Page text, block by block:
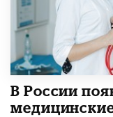
В России